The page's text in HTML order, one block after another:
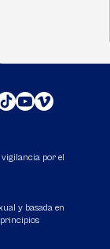
por el
y basada en